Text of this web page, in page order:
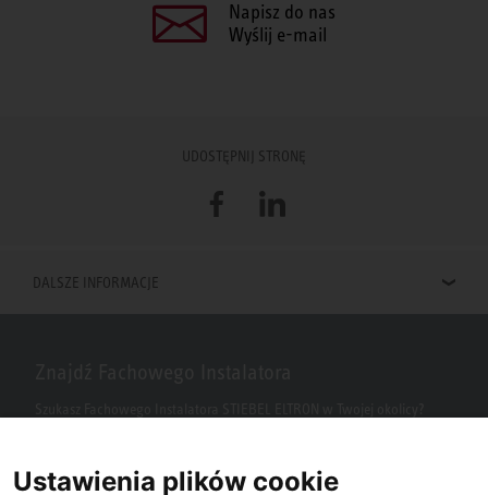
Napisz do nas
Wyślij e-mail
UDOSTĘPNIJ STRONĘ
FacebookLinkedIn
DALSZE INFORMACJE
Ustawienia plików cookie